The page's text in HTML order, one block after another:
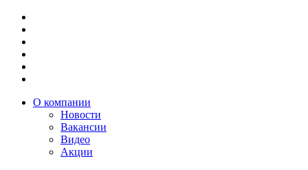
О компании
Новости
Вакансии
Видео
Акции